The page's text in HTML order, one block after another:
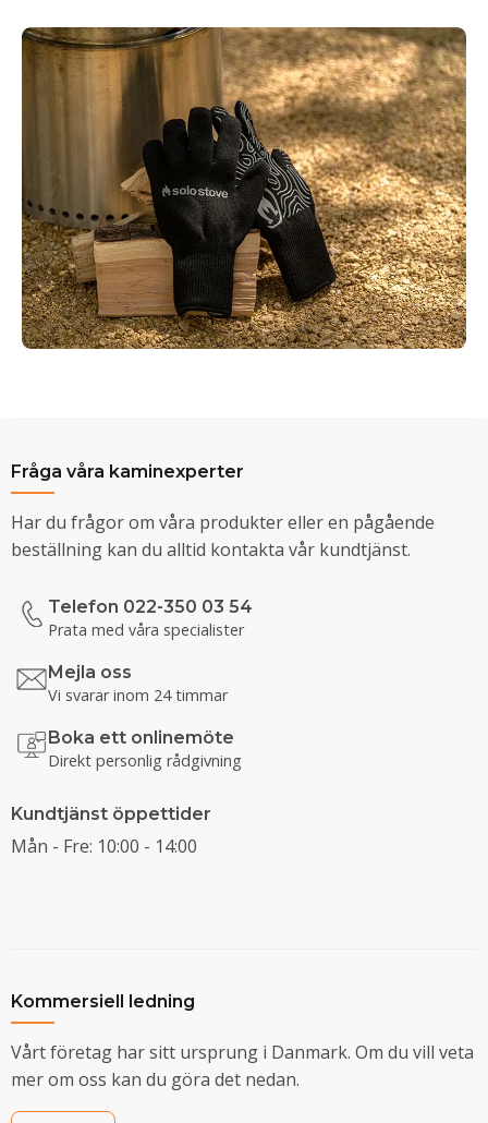
Fråga våra kaminexperter
Har du frågor om våra produkter eller en pågående
beställning kan du alltid kontakta vår kundtjänst.
Telefon 022-350 03 54
Prata med våra specialister
Mejla oss
Vi svarar inom 24 timmar
Boka ett onlinemöte
Direkt personlig rådgivning
Kundtjänst öppettider
Mån - Fre: 10:00 - 14:00
Kommersiell ledning
Vårt företag har sitt ursprung i Danmark. Om du vill veta
mer om oss kan du göra det nedan.